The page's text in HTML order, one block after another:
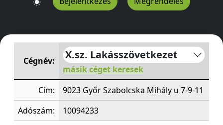
X.sz. LakásszövetkezetSzabolcska Mihály u 7-9-11Győr
Cégnév:
X.sz. Lakásszövetkezet
másik céget keresek
Cím:
9023 Győr Szabolcska Mihály u 7-9-11
Adószám:
10094233